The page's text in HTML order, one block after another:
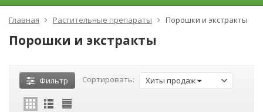
Главная Растительные препараты Порошки и экстракты
Порошки и экстракты
Фильтр Сортировать: Хиты продаж